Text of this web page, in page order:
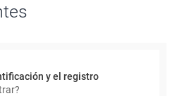
y el registro